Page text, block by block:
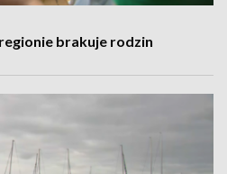
brakuje rodzin